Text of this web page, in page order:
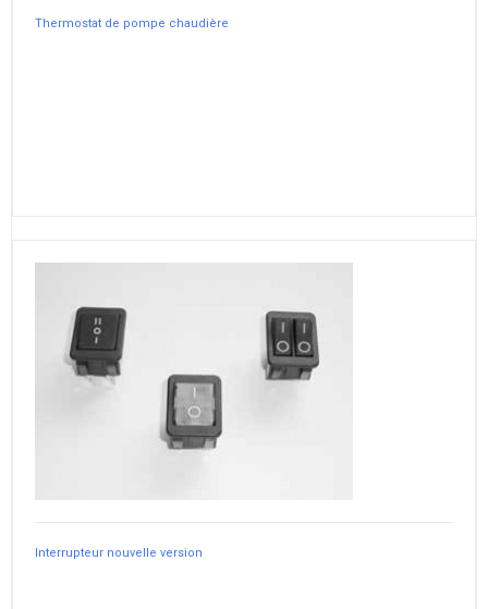
Thermostat de pompe chaudière
Interrupteur nouvelle version